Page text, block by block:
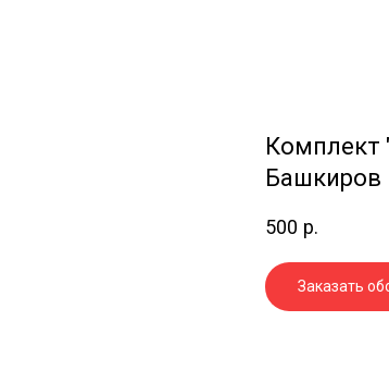
Комплект
Башкиров
500 р.
Заказать